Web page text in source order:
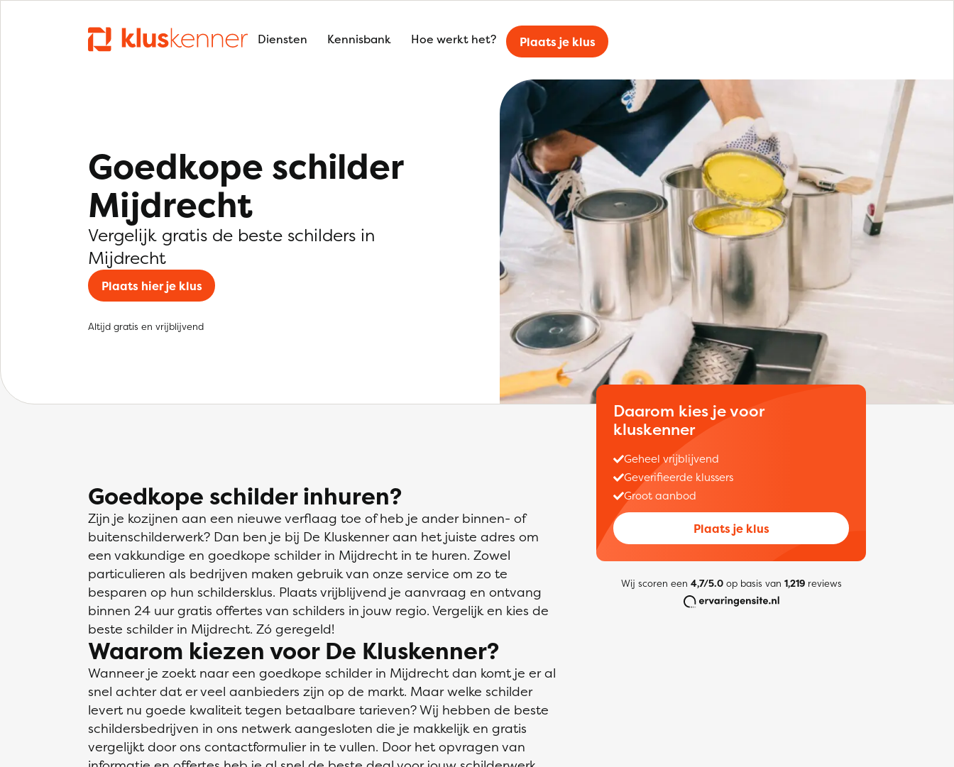
Diensten Kennisbank Hoe werkt het? Plaats je klus
Goedkope schilder
Mijdrecht
Vergelijk gratis de beste schilders in
Mijdrecht
Plaats hier je klus
Altijd gratis en vrijblijvend
Goedkope schilder inhuren?
Zijn je kozijnen aan een nieuwe verflaag toe of heb je ander binnen- of
buitenschilderwerk? Dan ben je bij De Kluskenner aan het juiste adres om
een vakkundige en goedkope schilder in Mijdrecht in te huren. Zowel
particulieren als bedrijven maken gebruik van onze service om zo te
besparen op hun schildersklus. Plaats vrijblijvend je aanvraag en ontvang
binnen 24 uur gratis offertes van schilders in jouw regio. Vergelijk en kies de
beste schilder in Mijdrecht. Zó geregeld!
Waarom kiezen voor De Kluskenner?
Wanneer je zoekt naar een goedkope schilder in Mijdrecht dan komt je er al
snel achter dat er veel aanbieders zijn op de markt. Maar welke schilder
levert nu goede kwaliteit tegen betaalbare tarieven? Wij hebben de beste
schildersbedrijven in ons netwerk aangesloten die je makkelijk en gratis
vergelijkt door ons contactformulier in te vullen. Door het opvragen van
Daarom kies je voor
kluskenner
Geheel vrijblijvend
Geverifieerde klussers
Groot aanbod
Plaats je klus
Wij scoren een 4,7/5.0op basis van 1,219reviews